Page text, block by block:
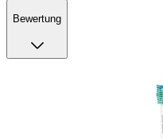
Bewertung